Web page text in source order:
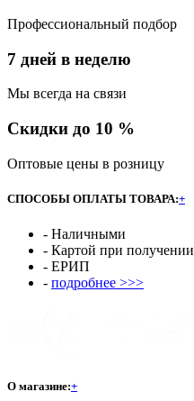
Профессиональный подбор
7 дней в неделю
Мы всегда на связи
Скидки до 10 %
Оптовые цены в розницу
СПОСОБЫ ОПЛАТЫ ТОВАРА:+
- Наличными
- Картой при получении
- ЕРИП
- подробнее >>>
О магазине:+